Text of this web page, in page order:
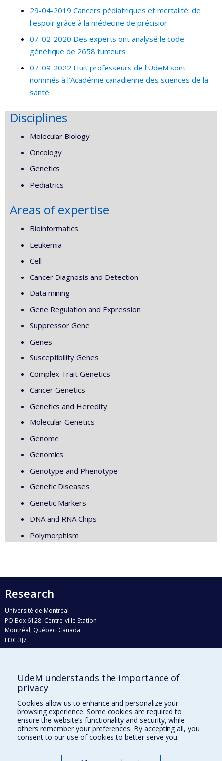
29-04-2019 Cancers pédiatriques et mortalité: de
l'espoir grâce à la médecine de précision
07-02-2020 Des experts ont analysé le code
génétique de 2658 tumeurs
07-09-2022 Huit professeurs de l’UdeM sont
nommés à l’Académie canadienne des sciences de la
santé
Disciplines
Molecular Biology
Oncology
Genetics
Pediatrics
Areas of expertise
Bioinformatics
Leukemia
Cell
Cancer Diagnosis and Detection
Data mining
Gene Regulation and Expression
Suppressor Gene
Genes
Susceptibility Genes
Complex Trait Genetics
Cancer Genetics
Genetics and Heredity
Molecular Genetics
Genome
Genomics
Genotype and Phenotype
Genetic Diseases
Genetic Markers
DNA and RNA Chips
Polymorphism
Research
Université de Montréal
PO Box 6128, Centre-ville Station
Montréal, Québec, Canada
H3C 3J7
Who does what?
Find us
Site map
Accessibility
UdeM understands the importance of
privacy
Cookies allow us to enhance and personalize your
browsing experience. Some cookies are required to
ensure the website’s functionality and security, while
others remember your preferences. By accepting all, you
consent to our use of cookies to better serve you.